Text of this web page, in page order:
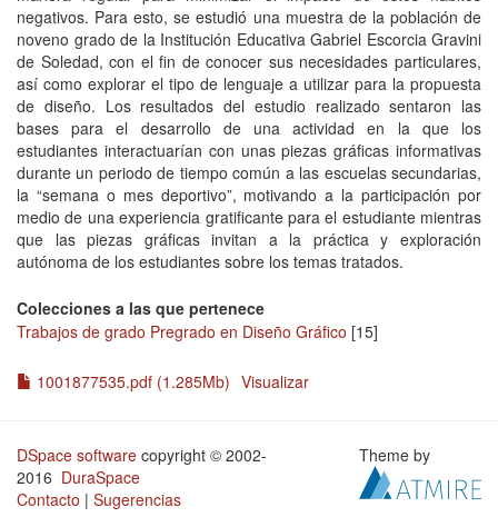
negativos. Para esto, se estudió una muestra de la población de
noveno grado de la Institución Educativa Gabriel Escorcia Gravini
de Soledad, con el fin de conocer sus necesidades particulares,
así como explorar el tipo de lenguaje a utilizar para la propuesta
de diseño. Los resultados del estudio realizado sentaron las
bases para el desarrollo de una actividad en la que los
estudiantes interactuarían con unas piezas gráficas informativas
durante un periodo de tiempo común a las escuelas secundarias,
la “semana o mes deportivo”, motivando a la participación por
medio de una experiencia gratificante para el estudiante mientras
que las piezas gráficas invitan a la práctica y exploración
autónoma de los estudiantes sobre los temas tratados.
Colecciones a las que pertenece
Trabajos de grado Pregrado en Diseño Gráfico [15]
1001877535.pdf (1.285Mb) Visualizar
DSpace software copyright © 2002-
2016 DuraSpace
Contacto | Sugerencias
Theme by